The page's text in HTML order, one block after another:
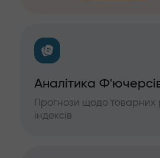
Аналітика
Прогнози щодо товарних
індексів